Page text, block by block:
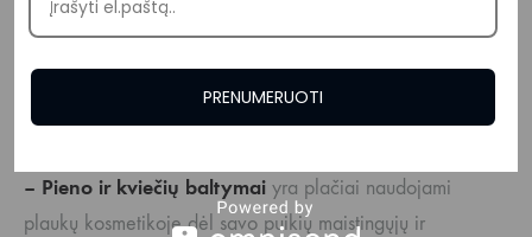
kraujotaką galvos odoje, aprūpindami plaukų folikulus
skatinti sveiką plaukų augimą ir pagerinti jų tankumą.
– Pieno ir kviečių baltymai yra plačiai naudojami
plaukų kosmetikoje dėl savo puikių maistingųjų ir
PRENUMERUOTI